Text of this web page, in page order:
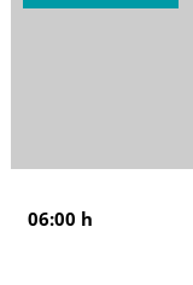
06:00 h